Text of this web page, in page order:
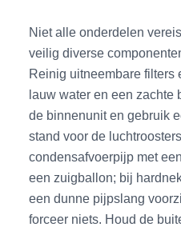
Niet alle onderdelen
veilig diverse
Reinig uitneembare filters
lauw water en een zachte
de binnenunit en gebruik
stand voor de
condensafvoerpijp met
een zuigballon; bij
een dunne pijpslang
forceer niets. Houd de